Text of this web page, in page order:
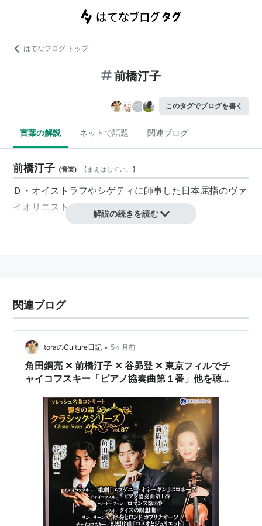
はてなブログ トップ
前橋汀子
このタグでブログを書く
言葉の解説 ネットで話題 関連ブログ
前橋汀子 (音楽) 【 まえはしていこ 】
Ｄ・オイストラフやシゲティ に師事した日本屈指のヴァ
イオリニスト
解説の続きを読む
関連ブログ
toraのCulture日記 • 5ヶ月前
角田鋼亮 ✕ 前橋汀子 ✕ 谷昴登 ✕ 東京フィルでチ
ャイコフスキー「ピアノ協奏曲第１番」他を聴く
「ラ・フォル・ジュルネ TOKYO」のチケットを
９枚取る